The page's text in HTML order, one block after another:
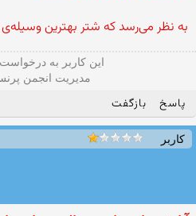
به نظر می‌رسد که شتر بهترین
این كاربر به
مدیریت انجمن
پاسخ بازگفت
کاربر